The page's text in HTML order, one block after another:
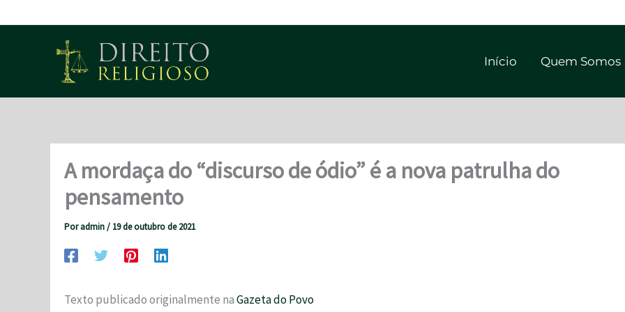
Início Quem Somos
A mordaça do “discurso de ódio” é a nova patrulha do
pensamento
Poradmin/ 19 de outubro de 2021
Texto publicado originalmente naGazeta do Povo